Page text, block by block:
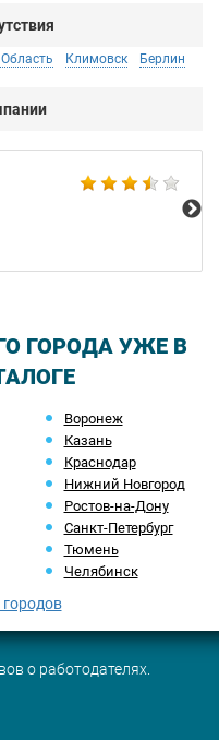
Климовск Берлин
ГОРОДА УЖЕ В
Воронеж
Казань
Краснодар
Нижний Новгород
Ростов-на-Дону
Санкт-Петербург
Тюмень
Челябинск
о работодателях.